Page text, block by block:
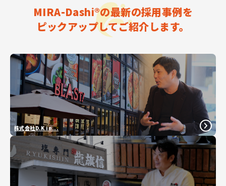
MIRA-Dashi®の最新の採用事例を
ピックアップしてご紹介します。
株式会社D.K in...